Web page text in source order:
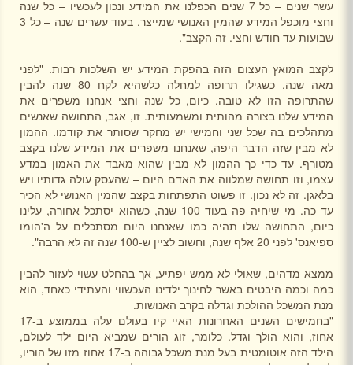
עשר שנים – כל 7 שנים הכפלנו את המידע ונכון לעכשיו – כל שנה
וחצי מוכפל המידע שהמין האנושי שמייצר. בעוד עשרים שנה – כל 3
שבועות עד חודש וחצי. זה הקצב".
לקצב המואץ העצום הזה בהפקת המידע יש השלכות רבות. "לפני
מאה שנה, כשגילו תרופה למחלה כלשהיא לקח 80 שנה להבין
שהתרופה הזו לא טובה. כיום, כל שנה וחצי אנחנו משפרים את
המידע שלנו בצורה מהותית ומשמעותית. זו, אגב, התחושה שאנשים
מתהלכים בה שכל שני וחמישי יש מחקר שסותר את קודמו. ההמון
לא מבין שזה הדבר היפה, שאנחנו משפרים את המידע שלנו בקצב
מטורף. עד כדי כך ההמון לא מבין שהוא מאבד את האמון במדע
עצמו, וזו תחושה שמלווה את האדם היום – שהעסק עולה גדותיו ויש
בלאגן. זה לא נכון. זו פשוט התפתחות בקצב שהמין האנושי לא הכיר
עד כה. מי שיחיה פה בעוד 100 שנה, כשהוא יסתכל אחורה, עלינו
כיום, התחושה שלו תהיה כמו שאנחנו היום מסתכלים על ה'הומו
ספיאנס' לפני 20 אלף שנה, וחשוב לציין ש-100 שנה זה לא הרבה".
ממצא מדהים, שאולי לא ממש יפתיע, אך בהחלט עשוי לעזור להבין
כמה וכמה היבטים באשר לחינוך ילדינו העכשווי והעתידי כאחד, הוא
מנת המשכל ההולכת וגדלה בקרב האנושות.
"בחמישים השנים האחרונות האיי קיו בעולם עלה בממוצע ב-17
אחוז, והוא הולך וגדל. כלומר, זוג הורים שמביא היום ילד לעולם,
הילד הזה אוטומטית בעל מנת משכל גבוהה ב-17 אחוז מזו של הוריו,